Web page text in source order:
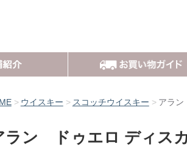
ウイスキー スコッチウイスキー アラ
ラン ドゥエロ ディス